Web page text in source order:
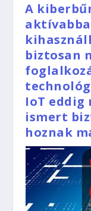
A
biztosan
IoT eddig
ismert
hoznak